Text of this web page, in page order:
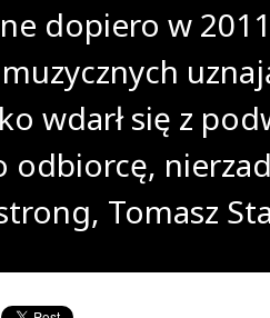
dopiero w
wdarł się z
odbiorcę,
Tomasz